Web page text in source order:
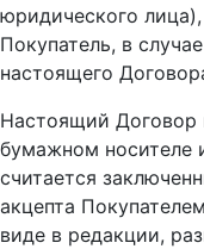
юридического
Покупатель, в
настоящего
Настоящий Договор
бумажном носителе
считается
акцепта
виде в редакции,